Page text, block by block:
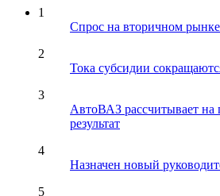
1
Спрос на вторичном
2
Тока субсидии
3
АвтоВАЗ рассчитывает
результат
4
Назначен новый
5